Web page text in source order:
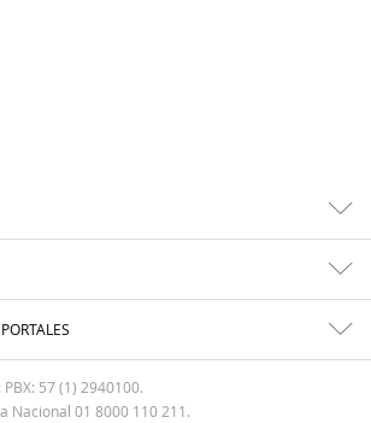
57 (1) 2940100.
Nacional 01 8000 110 211.